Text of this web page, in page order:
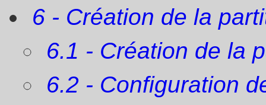
6 - Création de la
6.1 - Création de la
6.2 - Configuration